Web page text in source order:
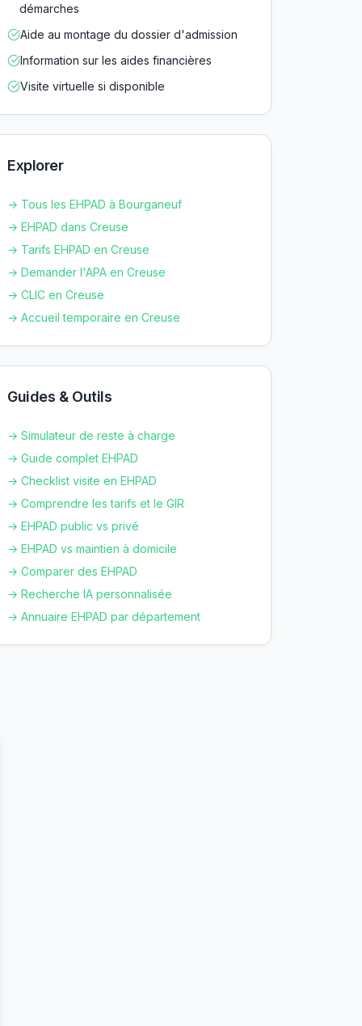
démarches
Aide au montage du dossier d'admission
Information sur les aides financières
Visite virtuelle si disponible
Explorer
→ Tous les EHPAD à Bourganeuf
→ EHPAD dans Creuse
→ Tarifs EHPAD en Creuse
→ Demander l'APA en Creuse
→ CLIC en Creuse
→ Accueil temporaire en Creuse
Guides & Outils
→ Simulateur de reste à charge
→ Guide complet EHPAD
→ Checklist visite en EHPAD
→ Comprendre les tarifs et le GIR
→ EHPAD public vs privé
→ EHPAD vs maintien à domicile
→ Comparer des EHPAD
→ Recherche IA personnalisée
→ Annuaire EHPAD par département